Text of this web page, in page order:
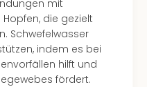
mit
die gezielt
Schwefelwasser
indem es bei
hilft und
fördert.